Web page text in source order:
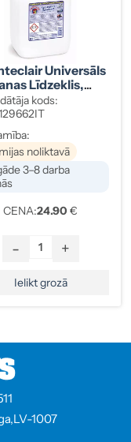
Universāls
Līdzeklis,
5 L 1780-
kods:
noliktavā
3–8 darba
CENA:24.90 €
- +
Ielikt grozā
1007